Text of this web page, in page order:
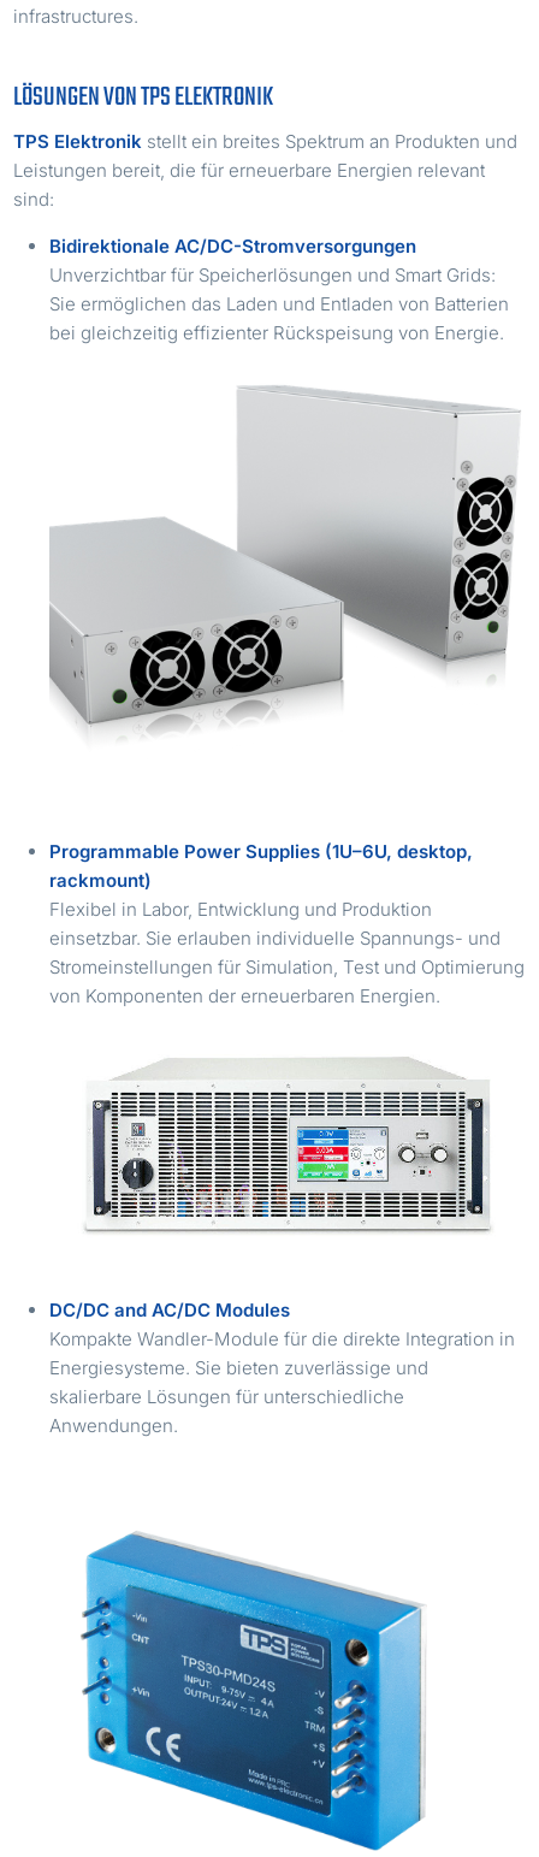
infrastructures.
LÖSUNGEN VON TPS ELEKTRONIK
TPS Elektronik stellt ein breites Spektrum an Produkten und
Leistungen bereit, die für erneuerbare Energien relevant
sind:
Bidirektionale AC/DC-Stromversorgungen
Unverzichtbar für Speicherlösungen und Smart Grids:
Sie ermöglichen das Laden und Entladen von Batterien
bei gleichzeitig effizienter Rückspeisung von Energie.
Programmable Power Supplies (1U–6U, desktop,
rackmount)
Flexibel in Labor, Entwicklung und Produktion
einsetzbar. Sie erlauben individuelle Spannungs- und
Stromeinstellungen für Simulation, Test und Optimierung
von Komponenten der erneuerbaren Energien.
DC/DC and AC/DC Modules
Kompakte Wandler-Module für die direkte Integration in
Energiesysteme. Sie bieten zuverlässige und
skalierbare Lösungen für unterschiedliche
Anwendungen.